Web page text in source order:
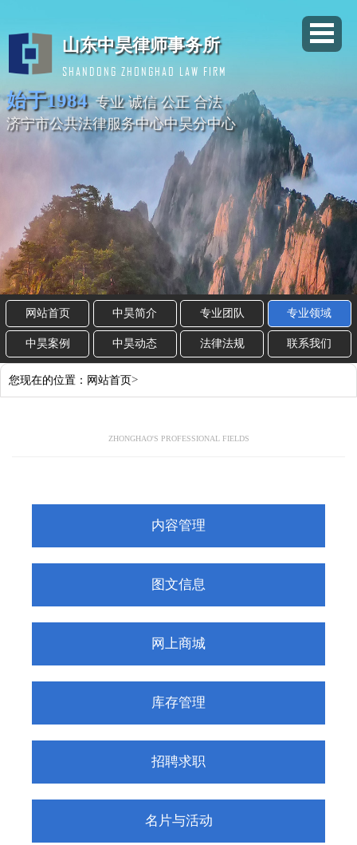
山东中昊律师事务所
SHANDONG ZHONGHAO LAW FIRM
始于1984 专业 诚信 公正 合法
济宁市公共法律服务中心中昊分中心
网站首页 中昊简介 专业团队 专业领域
中昊案例 中昊动态 法律法规 联系我们
您现在的位置： 网站首页>
ZHONGHAO'S PROFESSIONAL FIELDS
内容管理
图文信息
网上商城
库存管理
招聘求职
名片与活动